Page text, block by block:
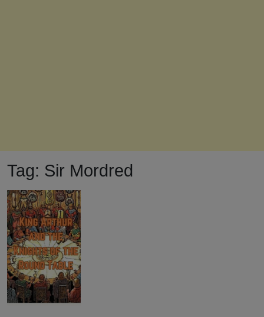
Tag: Sir Mordred